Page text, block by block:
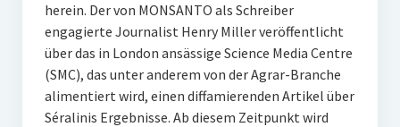
herein. Der von MONSANTO als Schreiber
engagierte Journalist Henry Miller veröffentlicht
über das in London ansässige Science Media Centre
(SMC), das unter anderem von der Agrar-Branche
alimentiert wird, einen diffamierenden Artikel über
Séralinis Ergebnisse. Ab diesem Zeitpunkt wird